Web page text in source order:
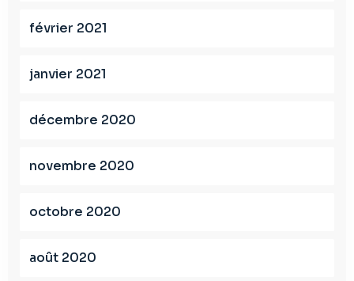
février 2021
janvier 2021
décembre 2020
novembre 2020
octobre 2020
août 2020